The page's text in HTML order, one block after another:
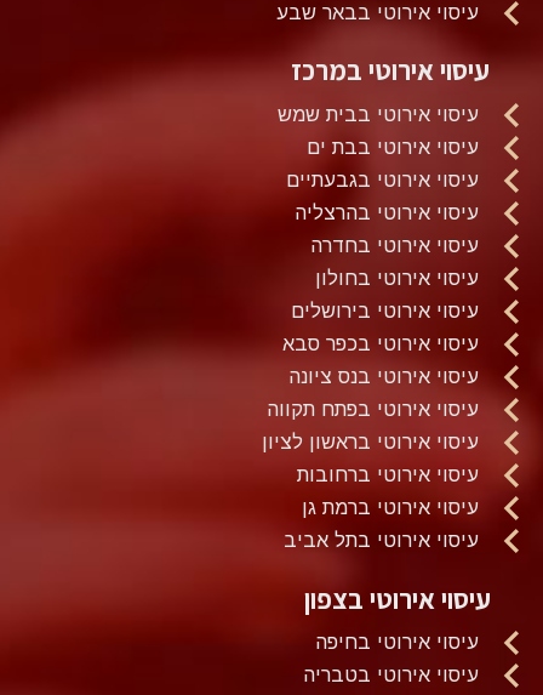
עיסוי אירוטי בבאר שבע
עיסוי אירוטי במרכז
עיסוי אירוטי בבית שמש
עיסוי אירוטי בבת ים
עיסוי אירוטי בגבעתיים
עיסוי אירוטי בהרצליה
עיסוי אירוטי בחדרה
עיסוי אירוטי בחולון
עיסוי אירוטי בירושלים
עיסוי אירוטי בכפר סבא
עיסוי אירוטי בנס ציונה
עיסוי אירוטי בפתח תקווה
עיסוי אירוטי בראשון לציון
עיסוי אירוטי ברחובות
עיסוי אירוטי ברמת גן
עיסוי אירוטי בתל אביב
עיסוי אירוטי בצפון
עיסוי אירוטי בחיפה
עיסוי אירוטי בטבריה